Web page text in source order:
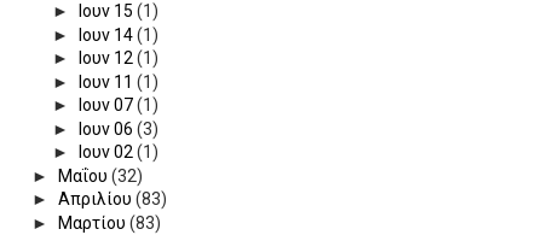
►
Ιουν 15 (1)
►
Ιουν 14(1)
►
Ιουν 12(1)
►
Ιουν 11 (1)
►
Ιουν 07(1)
►
Ιουν 06 (3)
►
Ιουν 02(1)
►
Μαΐου (32)
► Απριλίου (83)
►
Μαρτίου (83)